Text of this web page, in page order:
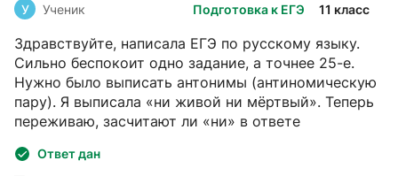
Подготовка к ЕГЭ 11 класс
У Ученик
Здравствуйте, написала ЕГЭ по русскому языку.
Сильно беспокоит одно задание, а точнее 25-е.
Нужно было выписать антонимы (антиномическую
пару). Я выписала «ни живой ни мёртвый». Теперь
переживаю, засчитают ли «ни» в ответе
Ответ дан